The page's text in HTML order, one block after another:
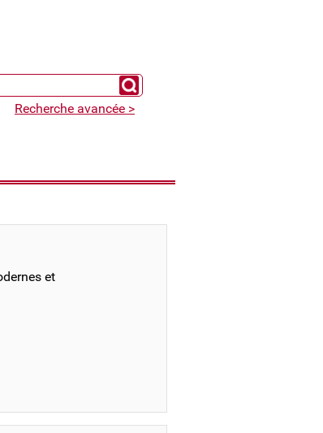
Chercher un expert
Recherche avancée >
et